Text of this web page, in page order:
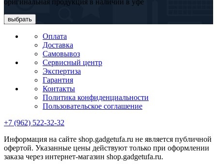
выбрать
Оплата
Доставка
Самовывоз
Сервисный центр
Экспертиза
Гарантия
Контакты
Политика конфиденциальности
Пользовательское соглашение
+7 (962) 522-32-32
Информация на сайте shop.gadgetufa.ru не является публичной
офертой. Указанные цены действуют только при оформлении
заказа через интернет-магазин shop.gadgetufa.ru.